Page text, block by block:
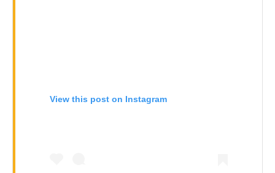
View this post on Instagram